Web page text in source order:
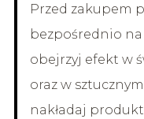
Przed zakupem
bezpośrednio na
obejrzyj efekt w
oraz w
nakładaj